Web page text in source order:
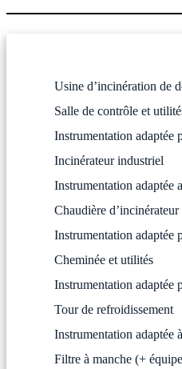
Usine d’incinération de
Salle de contrôle et
Instrumentation
Incinérateur industriel
Instrumentation adaptée
Chaudière
Instrumentation adaptée
Cheminée et utilités
Instrumentation adaptée
Tour de refroidissement
Instrumentation adaptée
Filtre à manche (+